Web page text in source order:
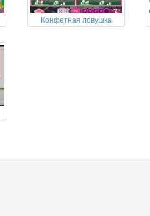
Конфетная ловушка